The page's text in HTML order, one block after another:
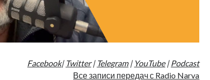
Facebook| Twitter| Telegram| YouTube| Podcast
Все записи передач с Radio Narva